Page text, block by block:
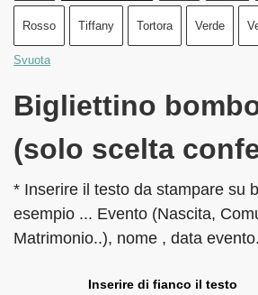
Rosso Tiffany Tortora Verde
Svuota
Bigliettino
(solo scelta
* Inserire il testo da stampare su
esempio ... Evento (Nascita,
Matrimonio..), nome , data evento.
Inserire di fianco il testo